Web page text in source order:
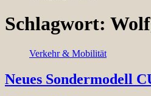
Schlagwort:
Verkehr & Mobilität
Neues Sondermodell